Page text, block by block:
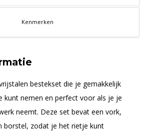
Kenmerken
bestekset die je gemakkelijk
kunt nemen en perfect voor als je je
neemt. Deze set bevat een vork,
borstel, zodat je het rietje kunt